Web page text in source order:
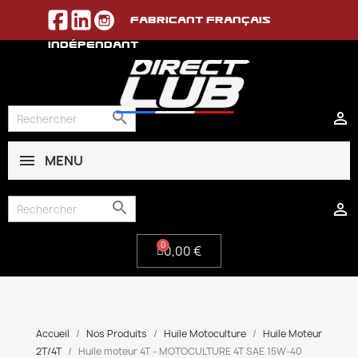
Fabricant français
indépendant


MENU


0,00 €
Accueil Nos Produits Huile Motoculture
Huile Moteur
2T/4T
Huile moteur 4T - MOTOCULTURE 4T SAE 15W-40